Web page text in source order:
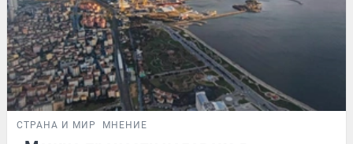
СТРАНА И МИР МНЕНИЕ